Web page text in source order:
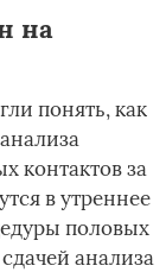
на
понять, как
контактов за
в утреннее
половых
анализа